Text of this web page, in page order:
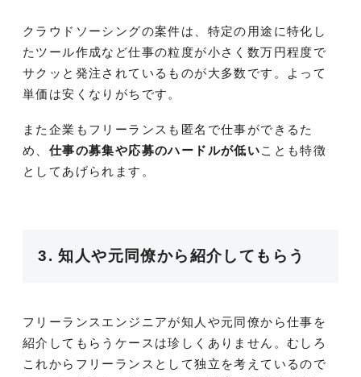
クラウドソーシングの案件は、特定の用途に特化し
たツール作成など仕事の粒度が小さく数万円程度で
サクッと発注されているものが大多数です。よって
単価は安くなりがちです。
また企業もフリーランスも匿名で仕事ができるた
め、 仕事の募集や応募のハードルが低いことも特徴
としてあげられます。
3. 知人や元同僚から紹介してもらう
フリーランスエンジニアが知人や元同僚から仕事を
紹介してもらうケースは珍しくありません。むしろ
これからフリーランスとして独立を考えているので